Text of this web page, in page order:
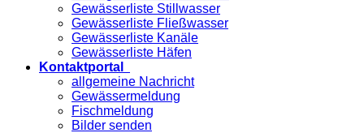
Gewässerliste Stillwasser
Gewässerliste Fließwasser
Gewässerliste Kanäle
Gewässerliste Häfen
Kontaktportal
allgemeine Nachricht
Gewässermeldung
Fischmeldung
Bilder senden